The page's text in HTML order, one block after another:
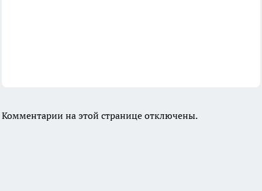
Комментарии на этой странице отключены.